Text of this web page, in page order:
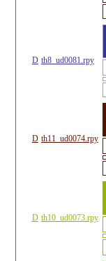
D th8_ud0081.rpy
D th11_ud0074.rpy
D th10_ud0073.rpy